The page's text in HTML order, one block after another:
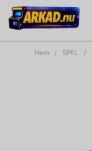
Hem SPEL